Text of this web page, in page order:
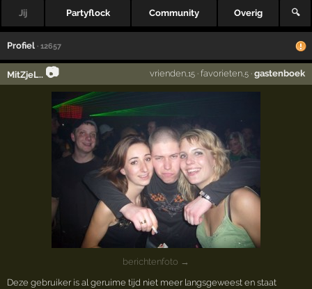
Jij Partyflock Community Overig 🔍
Profiel · 12657
MitZjeL.. 📷 vrienden,15· favorieten,5· gastenboek
berichtenfoto →
Deze gebruiker is al geruime tijd niet meer langsgeweest en staat